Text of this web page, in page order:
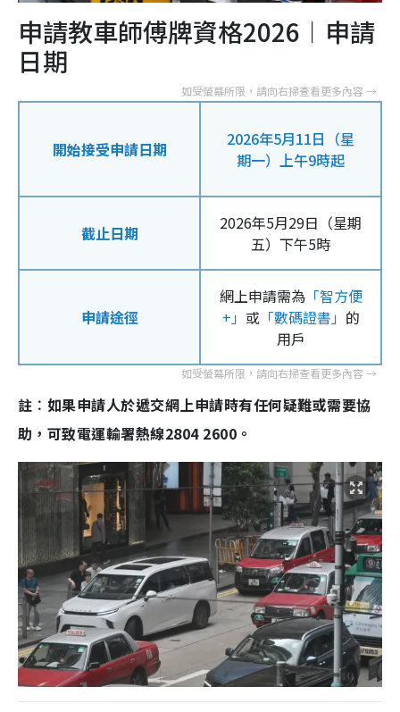
申請教車師傅牌資格2026︱申請
日期
開始接受申請日期
2026年5月11日（星
期一）上午9時起
截止日期
2026年5月29日（星期
五）下午5時
申請途徑
網上申請需為「智方便
+」 或「數碼證書」 的
用戶
註︰如果申請人於遞交網上申請時有任何疑難或需要協
助，可致電運輸署熱線2804 2600。